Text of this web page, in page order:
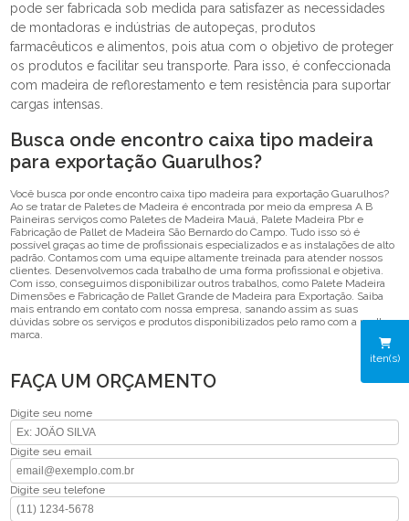
iten(s)
pode ser fabricada sob medida para satisfazer as necessidades
de montadoras e indústrias de autopeças, produtos
farmacêuticos e alimentos, pois atua com o objetivo de proteger
os produtos e facilitar seu transporte. Para isso, é confeccionada
com madeira de reflorestamento e tem resistência para suportar
cargas intensas.
Busca onde encontro caixa tipo madeira
para exportação Guarulhos?
Você busca por onde encontro caixa tipo madeira para exportação Guarulhos?
Ao se tratar de Paletes de Madeira é encontrada por meio da empresa A B
Paineiras serviços como Paletes de Madeira Mauá, Palete Madeira Pbr e
Fabricação de Pallet de Madeira São Bernardo do Campo. Tudo isso só é
possível graças ao time de profissionais especializados e as instalações de alto
padrão. Contamos com uma equipe altamente treinada para atender nossos
clientes. Desenvolvemos cada trabalho de uma forma profissional e objetiva.
Com isso, conseguimos disponibilizar outros trabalhos, como Palete Madeira
Dimensões e Fabricação de Pallet Grande de Madeira para Exportação. Saiba
mais entrando em contato com nossa empresa, sanando assim as suas
dúvidas sobre os serviços e produtos disponibilizados pelo ramo com a melhor
marca.
FAÇA UM ORÇAMENTO
Digite seu nome
Digite seu email
Digite seu telefone